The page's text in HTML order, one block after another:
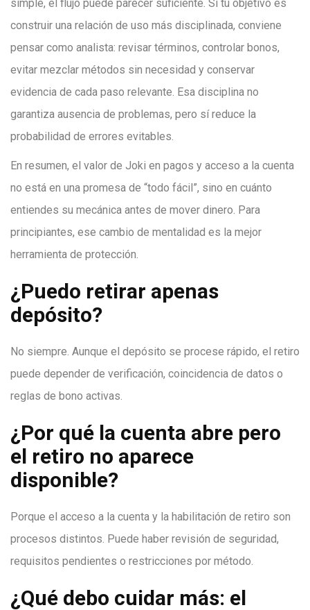
simple, el flujo puede parecer suficiente. Si tu objetivo es
construir una relación de uso más disciplinada, conviene
pensar como analista: revisar términos, controlar bonos,
evitar mezclar métodos sin necesidad y conservar
evidencia de cada paso relevante. Esa disciplina no
garantiza ausencia de problemas, pero sí reduce la
probabilidad de errores evitables.
En resumen, el valor de Joki en pagos y acceso a la cuenta
no está en una promesa de “todo fácil”, sino en cuánto
entiendes su mecánica antes de mover dinero. Para
principiantes, ese cambio de mentalidad es la mejor
herramienta de protección.
¿Puedo retirar apenas
depósito?
No siempre. Aunque el depósito se procese rápido, el retiro
puede depender de verificación, coincidencia de datos o
reglas de bono activas.
¿Por qué la cuenta abre pero
el retiro no aparece
disponible?
Porque el acceso a la cuenta y la habilitación de retiro son
procesos distintos. Puede haber revisión de seguridad,
requisitos pendientes o restricciones por método.
¿Qué debo cuidar más: el